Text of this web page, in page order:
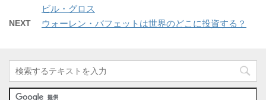
ビル・グロス
NEXT ウォーレン・バフェットは世界のどこに投資する？